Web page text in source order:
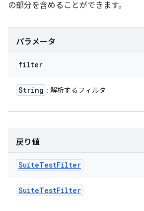
の部分を含めることができます。
パラメータ
filter
String : 解析するフィルタ
戻り値
SuiteTestFilter
SuiteTestFilter